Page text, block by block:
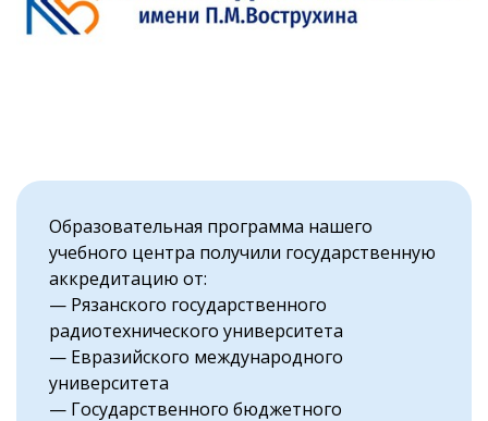
Образовательная программа нашего
учебного центра получили государственную
аккредитацию от:
— Рязанского государственного
радиотехнического университета
— Евразийского международного
университета
— Государственного бюджетного